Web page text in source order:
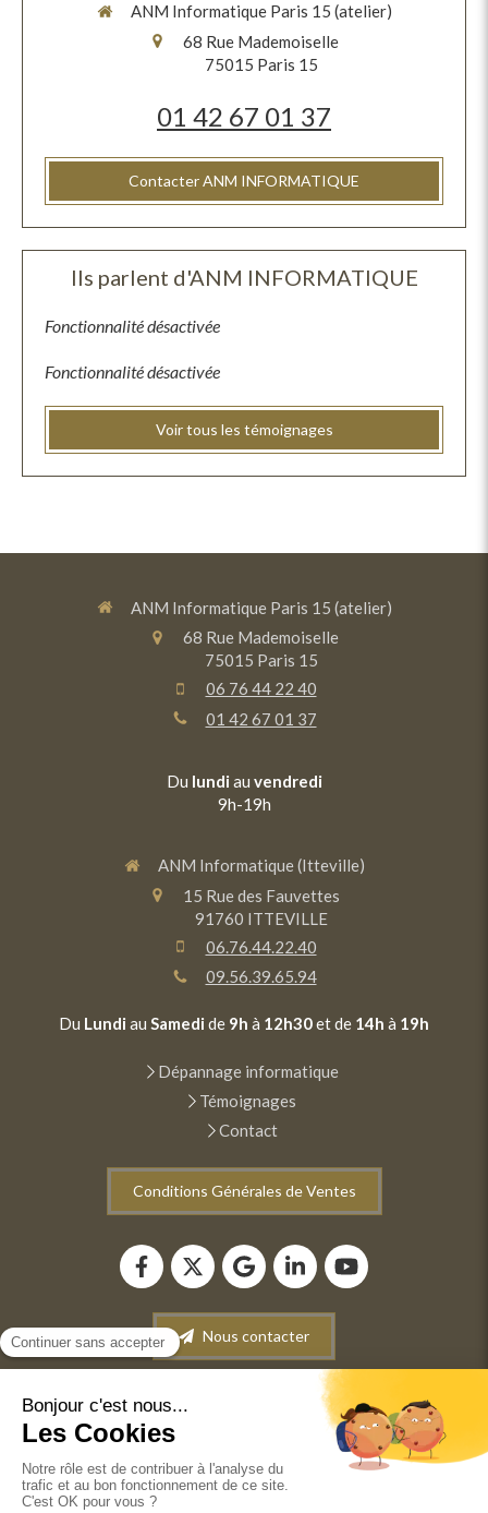
ANM Informatique Paris 15 (atelier)
68 Rue Mademoiselle
75015 Paris 15
01 42 67 01 37
Contacter ANM INFORMATIQUE
Ils parlent d'ANM INFORMATIQUE
Fonctionnalité désactivée
Fonctionnalité désactivée
Voir tous les témoignages
ANM Informatique Paris 15 (atelier)
68 Rue Mademoiselle
75015 Paris 15
06 76 44 22 40
01 42 67 01 37
Du lundi au vendredi
9h-19h
ANM Informatique (Itteville)
15 Rue des Fauvettes
91760 ITTEVILLE
06.76.44.22.40
09.56.39.65.94
Du Lundi au Samedi de 9h à 12h30et de 14h à 19h
Dépannage informatique
Témoignages
Contact
Conditions Générales de Ventes
Nous contacter
Conditions générales de vente
©2022 ANM INFORMATIQUE - Dépannage-Maintenance